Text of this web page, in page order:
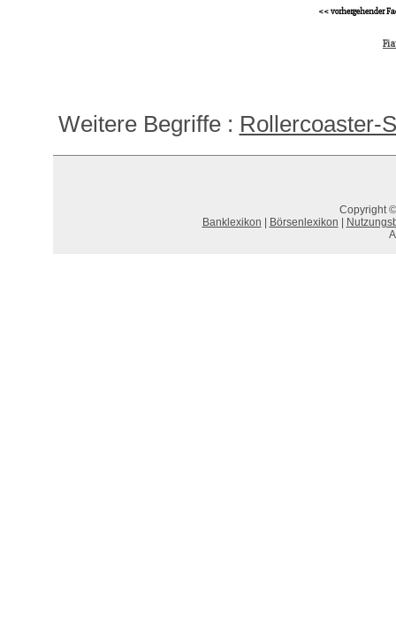
<< vorhergehender
Weitere Begriffe : Rollercoaster-
Copyright
Banklexikon
Börsenlexikon